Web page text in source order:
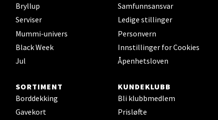
Bryllup
Serviser
Mummi-univers
Black Week
Jul
Samfunnsansvar
Ledige stillinger
Personvern
Innstillinger for Cookies
Åpenhetsloven
SORTIMENT
Borddekking
Gavekort
KUNDEKLUBB
Bli klubbmedlem
Prisløfte
0 i butikk
Levanger - Magneten
Moafjæra 14, 7606 Levanger